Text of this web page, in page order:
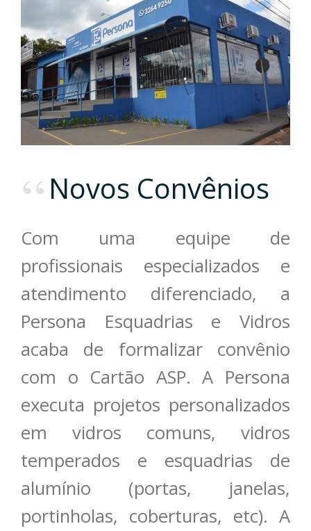
Novos Convênios
Com uma equipe de
profissionais especializados e
atendimento diferenciado, a
Persona Esquadrias e Vidros
acaba de formalizar convênio
com o Cartão ASP. A Persona
executa projetos personalizados
em vidros comuns, vidros
temperados e esquadrias de
alumínio (portas, janelas,
portinholas, coberturas, etc). A